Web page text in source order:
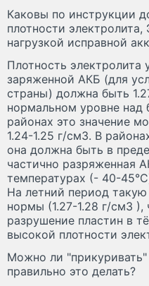
Каковы по инструкции
плотности
нагрузкой исправной
Плотность электролита
заряженной АКБ (для
страны) должна быть
нормальном уровне
районах это значение
1.24-1.25 г/см3. В
она должна быть в
частично разряженная
температурах (- 40-
На летний период
нормы (1.27-1.28 г/см3 ),
разрушение пластин в
высокой плотности
Можно ли
правильно это делать?